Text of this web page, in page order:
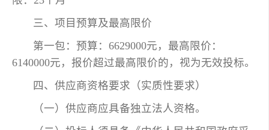
三、项目预算及最高限价
第一包：预算：6629000元，最高限价：
6140000元，报价超过最高限价的，视为无效投标。
四、供应商资格要求（实质性要求）
（一）供应商应具备独立法人资格。